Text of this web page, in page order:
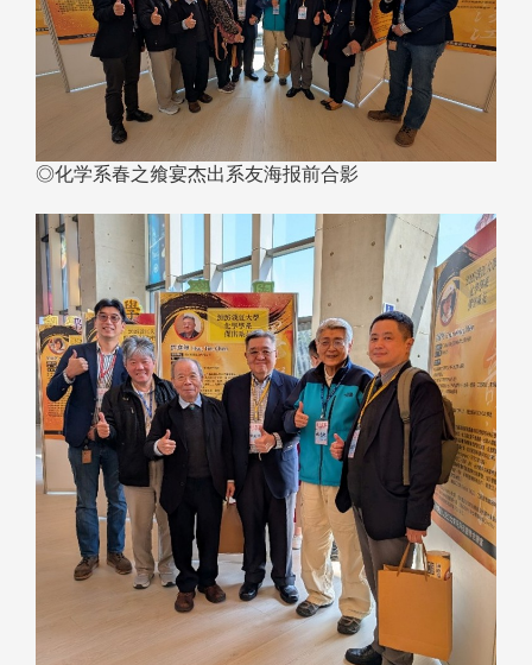
◎化学系春之飨宴杰出系友海报前合影